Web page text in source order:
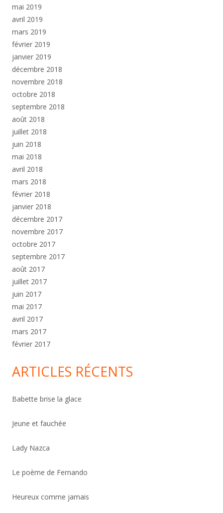
mai 2019
avril 2019
mars 2019
février 2019
janvier 2019
décembre 2018
novembre 2018
octobre 2018
septembre 2018
août 2018
juillet 2018
juin 2018
mai 2018
avril 2018
mars 2018
février 2018
janvier 2018
décembre 2017
novembre 2017
octobre 2017
septembre 2017
août 2017
juillet 2017
juin 2017
mai 2017
avril 2017
mars 2017
février 2017
ARTICLES RÉCENTS
Babette brise la glace
Jeune et fauchée
Lady Nazca
Le poème de Fernando
Heureux comme jamais